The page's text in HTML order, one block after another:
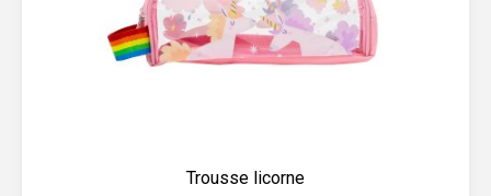
Trousse licorne